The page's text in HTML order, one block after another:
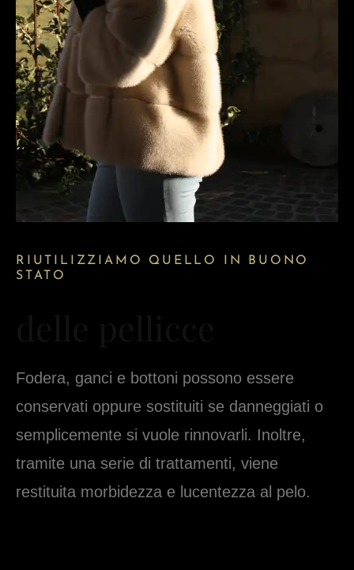
RIUTILIZZIAMO QUELLO IN BUONO
STATO
Fodera, ganci e bottoni possono essere
conservati oppure sostituiti se danneggiati o
semplicemente si vuole rinnovarli. Inoltre,
tramite una serie di trattamenti, viene
restituita morbidezza e lucentezza al pelo.